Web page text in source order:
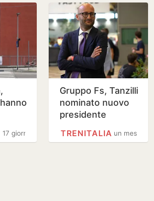
17 giorni
Gruppo Fs, Tanzilli
nominato nuovo
presidente
un mese
TRENITALIA